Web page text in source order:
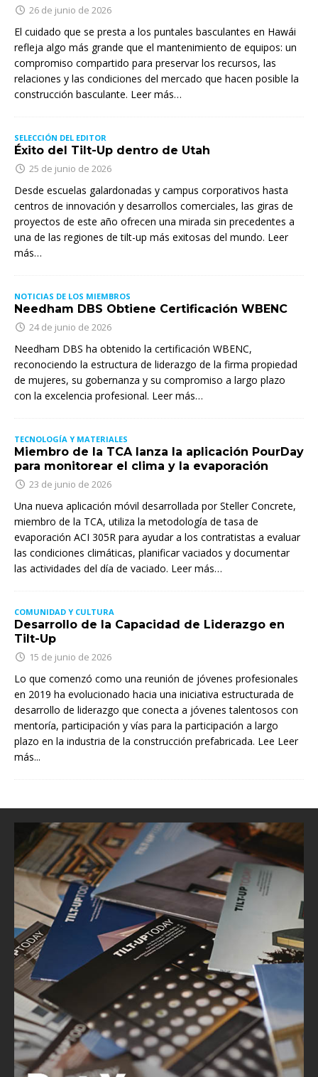
26 de junio de 2026
El cuidado que se presta a los puntales basculantes en Hawái
refleja algo más grande que el mantenimiento de equipos: un
compromiso compartido para preservar los recursos, las
relaciones y las condiciones del mercado que hacen posible la
construcción basculante. Leer más…
SELECCIÓN DEL EDITOR
Éxito del Tilt-Up dentro de Utah
25 de junio de 2026
Desde escuelas galardonadas y campus corporativos hasta
centros de innovación y desarrollos comerciales, las giras de
proyectos de este año ofrecen una mirada sin precedentes a
una de las regiones de tilt-up más exitosas del mundo. Leer
más…
NOTICIAS DE LOS MIEMBROS
Needham DBS Obtiene Certificación WBENC
24 de junio de 2026
Needham DBS ha obtenido la certificación WBENC,
reconociendo la estructura de liderazgo de la firma propiedad
de mujeres, su gobernanza y su compromiso a largo plazo
con la excelencia profesional. Leer más…
TECNOLOGÍA Y MATERIALES
Miembro de la TCA lanza la aplicación PourDay
para monitorear el clima y la evaporación
23 de junio de 2026
Una nueva aplicación móvil desarrollada por Steller Concrete,
miembro de la TCA, utiliza la metodología de tasa de
evaporación ACI 305R para ayudar a los contratistas a evaluar
las condiciones climáticas, planificar vaciados y documentar
las actividades del día de vaciado. Leer más…
COMUNIDAD Y CULTURA
Desarrollo de la Capacidad de Liderazgo en
Tilt-Up
15 de junio de 2026
Lo que comenzó como una reunión de jóvenes profesionales
en 2019 ha evolucionado hacia una iniciativa estructurada de
desarrollo de liderazgo que conecta a jóvenes talentosos con
mentoría, participación y vías para la participación a largo
plazo en la industria de la construcción prefabricada. Lee Leer
más...